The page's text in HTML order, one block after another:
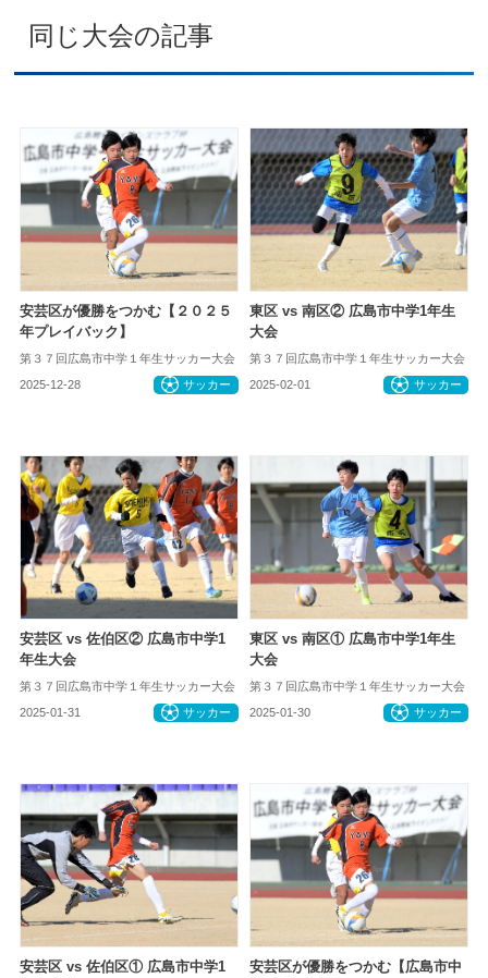
同じ大会の記事
安芸区が優勝をつかむ【２０２５
年プレイバック】
第３７回広島市中学１年生サッカー大会
2025-12-28 サッカー
東区 vs 南区② 広島市中学1年生
大会
第３７回広島市中学１年生サッカー大会
2025-02-01 サッカー
安芸区 vs 佐伯区② 広島市中学1
年生大会
第３７回広島市中学１年生サッカー大会
2025-01-31 サッカー
東区 vs 南区① 広島市中学1年生
大会
第３７回広島市中学１年生サッカー大会
2025-01-30 サッカー
安芸区 vs 佐伯区① 広島市中学1
安芸区が優勝をつかむ【広島市中